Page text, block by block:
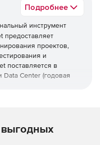
Подробнее
инструмент
предоставляет
проектов,
и
поставляется в
Center (годовая
5 участников). При
выгодных